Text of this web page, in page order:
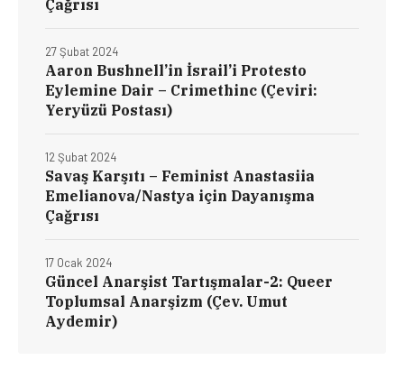
Çağrısı
Aaron Bushnell’in İsrail’i Protesto
Eylemine Dair – Crimethinc (Çeviri:
Yeryüzü Postası)
27 Şubat 2024
Savaş Karşıtı – Feminist Anastasiia
Emelianova/Nastya için Dayanışma
Çağrısı
12 Şubat 2024
Güncel Anarşist Tartışmalar-2: Queer
Toplumsal Anarşizm (Çev. Umut
Aydemir)
17 Ocak 2024